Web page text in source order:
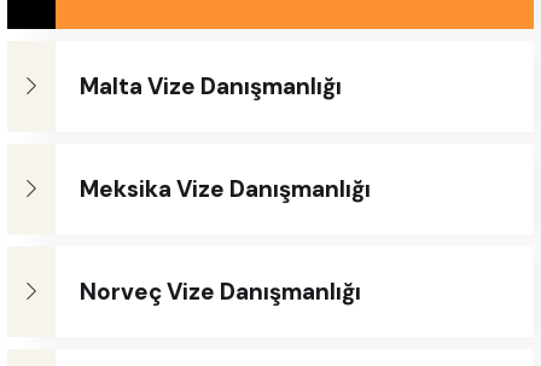
Malta Vize Danışmanlığı
Meksika Vize Danışmanlığı
Norveç Vize Danışmanlığı